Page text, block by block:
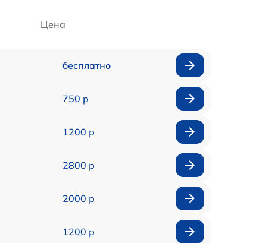
Цена
бесплатно
750 р
1200 р
2800 р
2000 р
1200 р